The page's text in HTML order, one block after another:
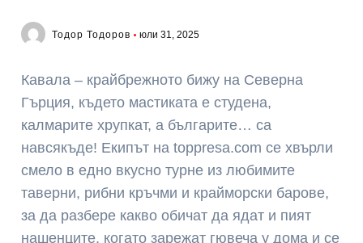
Тодор Тодоров юли 31, 2025
Кавала – крайбрежното бижу на Северна
Гърция, където мастиката е студена,
калмарите хрупкат, а българите… са
навсякъде! Екипът на toppresa.com се хвърли
смело в едно вкусно турне из любимите
таверни, рибни кръчми и крайморски барове,
за да разбере какво обичат да ядат и пият
нашенците, когато зарежат гювеча у дома и се